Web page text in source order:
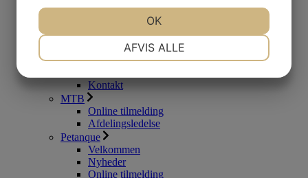
Velkommen
Online tilmelding
Afdelingsledelse
Samarbejde EFB
Kontakt
MTB
Online tilmelding
Afdelingsledelse
Petanque
Velkommen
Nyheder
Online tilmelding
MARKETING
AFVIS ALLE
OK